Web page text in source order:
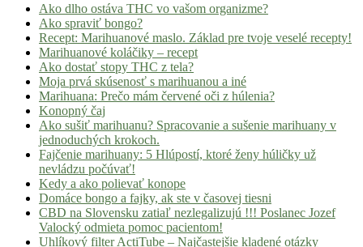
Ako dlho ostáva THC vo vašom organizme?
Ako spraviť bongo?
Recept: Marihuanové maslo. Základ pre tvoje veselé recepty!
Marihuanové koláčiky – recept
Ako dostať stopy THC z tela?
Moja prvá skúsenosť s marihuanou a iné
Marihuana: Prečo mám červené oči z húlenia?
Konopný čaj
Ako sušiť marihuanu? Spracovanie a sušenie marihuany v
jednoduchých krokoch.
Fajčenie marihuany: 5 Hlúpostí, ktoré ženy húličky už
nevládzu počúvať!
Kedy a ako polievať konope
Domáce bongo a fajky, ak ste v časovej tiesni
CBD na Slovensku zatiaľ nezlegalizujú !!! Poslanec Jozef
Valocký odmieta pomoc pacientom!
Uhlíkový filter ActiTube – Najčastejšie kladené otázky